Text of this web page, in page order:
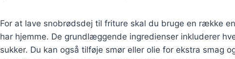
For at lave snobrødsdej til friture skal du bruge en række
har hjemme. De grundlæggende ingredienser inkluderer
sukker. Du kan også tilføje smør eller olie for ekstra smag